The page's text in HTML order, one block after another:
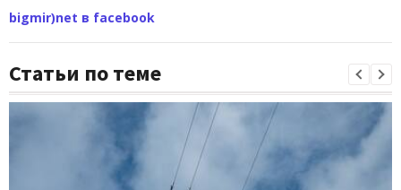
bigmir)net в facebook
Статьи по теме